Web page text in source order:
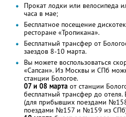
Прокат лодки или велосипеда
часа в мае;
Бесплатное посещение
ресторане «Тропикана».
Бесплатный трансфер от
заездов 8-10 марта.
Вы можете воспользоваться
«Сапсан». Из Москвы и СПб
станции Бологое.
07 и 08 марта от станции
бесплатный трансфер до
(для прибывших поездами
поездами №157 и №159 из